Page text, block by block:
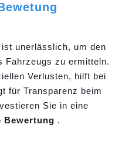
unerlässlich, um den
Fahrzeugs zu ermitteln.
Verlusten, hilft bei
für Transparenz beim
Sie in eine
Bewertung .